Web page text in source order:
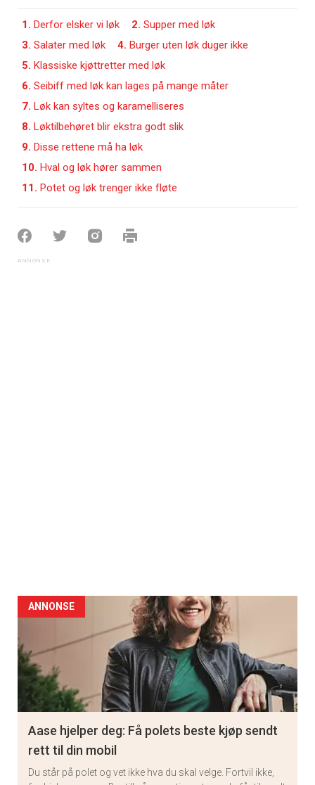
1. Derfor elsker vi løk 2. Supper med løk
3. Salater med løk 4. Burger uten løk duger ikke
5. Klassiske kjøttretter med løk
6. Seibiff med løk kan lages på mange måter
7. Løk kan syltes og karamelliseres
8. Løktilbehøret blir ekstra godt slik
9. Disse rettene må ha løk
10. Hval og løk hører sammen
11. Potet og løk trenger ikke fløte
ANNONSE
Aase hjelper deg: Få polets beste kjøp sendt
rett til din mobil
Du står på polet og vet ikke hva du skal velge. Fortvil ikke,